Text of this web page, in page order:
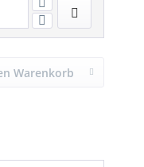
Warenkorb